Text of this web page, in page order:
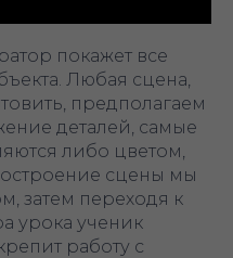
покажет все
Любая сцена,
предполагаем
деталей, самые
либо цветом,
сцены мы
затем переходя к
урока ученик
работу с